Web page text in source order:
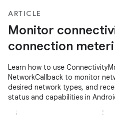
ARTICLE
Monitor
connection
Learn how to use
NetworkCallback to monitor
desired network types, and
status and capabilities in